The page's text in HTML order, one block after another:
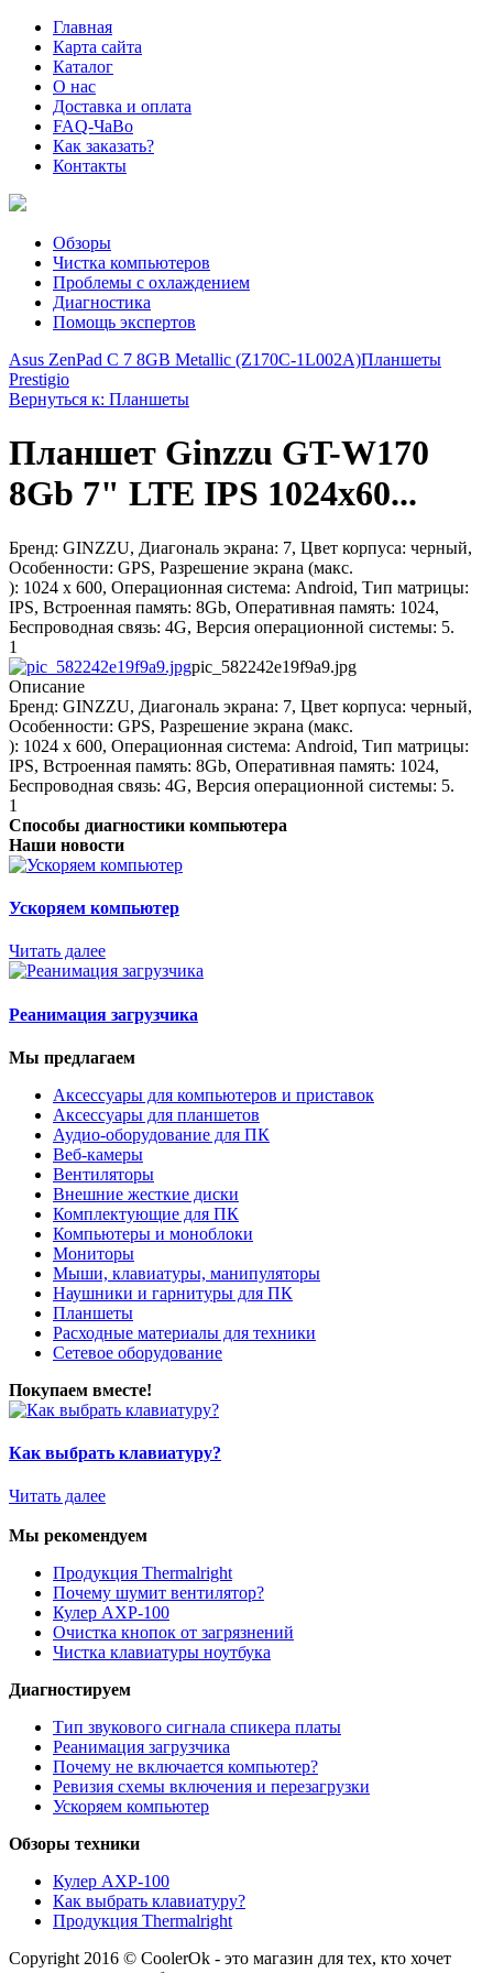
Главная
Карта сайта
Каталог
О нас
Доставка и оплата
FAQ-ЧаВо
Как заказать?
Контакты
Обзоры
Чистка компьютеров
Проблемы с охлаждением
Диагностика
Помощь экспертов
Asus ZenPad C 7 8GB Metallic (Z170C-1L002A)Планшеты
Prestigio
Вернуться к: Планшеты
Планшет Ginzzu GT-W170
8Gb 7" LTE IPS 1024х60...
Бренд: GINZZU, Диагональ экрана: 7, Цвет корпуса: черный,
Особенности: GPS, Разрешение экрана (макс.
): 1024 x 600, Операционная система: Android, Тип матрицы:
IPS, Встроенная память: 8Gb, Оперативная память: 1024,
Беспроводная связь: 4G, Версия операционной системы: 5.
1
pic_582242e19f9a9.jpg
Описание
Бренд: GINZZU, Диагональ экрана: 7, Цвет корпуса: черный,
Особенности: GPS, Разрешение экрана (макс.
): 1024 x 600, Операционная система: Android, Тип матрицы:
IPS, Встроенная память: 8Gb, Оперативная память: 1024,
Беспроводная связь: 4G, Версия операционной системы: 5.
1
Способы диагностики компьютера
Наши новости
Ускоряем компьютер
Читать далее
Реанимация загрузчика
Мы предлагаем
Аксессуары для компьютеров и приставок
Аксессуары для планшетов
Аудио-оборудование для ПК
Веб-камеры
Вентиляторы
Внешние жесткие диски
Комплектующие для ПК
Компьютеры и моноблоки
Мониторы
Мыши, клавиатуры, манипуляторы
Наушники и гарнитуры для ПК
Планшеты
Расходные материалы для техники
Сетевое оборудование
Покупаем вместе!
Как выбрать клавиатуру?
Читать далее
Мы рекомендуем
Продукция Thermalright
Почему шумит вентилятор?
Кулер AXP-100
Очистка кнопок от загрязнений
Чистка клавиатуры ноутбука
Диагностируем
Тип звукового сигнала спикера платы
Реанимация загрузчика
Почему не включается компьютер?
Ревизия схемы включения и перезагрузки
Ускоряем компьютер
Обзоры техники
Кулер AXP-100
Как выбрать клавиатуру?
Продукция Thermalright
Copyright 2016 © CoolerOk - это магазин для тех, кто хочет